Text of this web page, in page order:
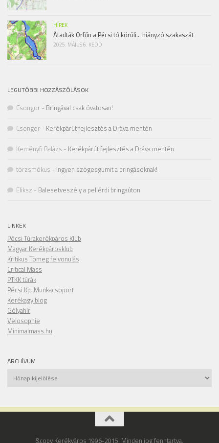
HÍREK
Átadták Orfűn a Pécsi tó körüli… hiányzó szakaszát
2025. MÁJUS 6. KEDD
LEGUTÓBBI HOZZÁSZÓLÁSOK
Csongor - Bringával csak óvatosan!
Csongor - Kerékpárút fejlesztés a Dráva mentén
Keményfi Balázs - Kerékpárút fejlesztés a Dráva mentén
törzsmókus - Ingyen szögesgumit a bringásoknak!
Eliksz - Balesetveszély a pellérdi bringaúton
LINKEK
Pécsi Túrakerékpáros Klub
Magyar Kerékpárosklub
Kritikus Tömeg felvonulás
Critical Mass
PTKK túrák
Pécsi Kp. Munkacsoport
Kerékagy blog
Gólyahír
Velosophie
Minimalmass.hu
ARCHÍVUM
Archívum
&copy Kerékváros 1996-2015. Minden jog fenntartva.